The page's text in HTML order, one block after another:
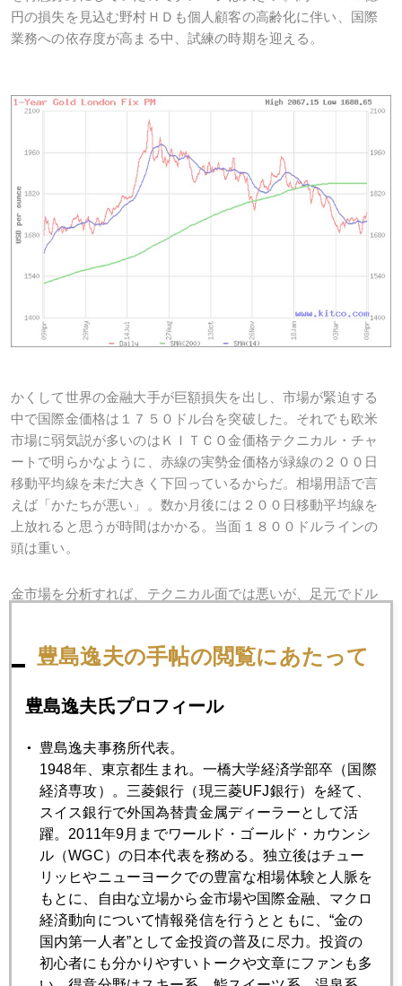
円の損失を見込む野村ＨＤも個人顧客の高齢化に伴い、国際
業務への依存度が高まる中、試練の時期を迎える。
かくして世界の金融大手が巨額損失を出し、市場が緊迫する
中で国際金価格は１７５０ドル台を突破した。それでも欧米
市場に弱気説が多いのはＫＩＴＣＯ金価格テクニカル・チャ
ートで明らかなように、赤線の実勢金価格が緑線の２００日
移動平均線を未だ大きく下回っているからだ。相場用語で言
えば「かたちが悪い」。数か月後には２００日移動平均線を
上放れると思うが時間はかかる。当面１８００ドルラインの
頭は重い。
金市場を分析すれば、テクニカル面では悪いが、足元でドル
問題はこれでドル金利高終焉というような簡単な話ではない
で盛り上がっている。この点は今朝の日経新聞朝刊商品面で
者が底値圏と言ってきた所以でもある。
結局、欧米の短期投資家は金売り、新興国の金長期保有者は
金買いの構図だ。
2021年
1月 2月 3月 4月 5月 6月
7月 8月 9月 10月 11月 12月
豊島逸夫の手帖の閲覧にあたって
豊島逸夫氏プロフィール
豊島逸夫事務所代表。
1948年、東京都生まれ。一橋大学経済学部卒（国際
経済専攻）。三菱銀行（現三菱UFJ銀行）を経て、
スイス銀行で外国為替貴金属ディーラーとして活
躍。2011年9月までワールド・ゴールド・カウンシ
ル（WGC）の日本代表を務める。独立後はチュー
リッヒやニューヨークでの豊富な相場体験と人脈を
もとに、自由な立場から金市場や国際金融、マクロ
経済動向について情報発信を行うとともに、“金の
国内第一人者”として金投資の普及に尽力。投資の
初心者にも分かりやすいトークや文章にファンも多